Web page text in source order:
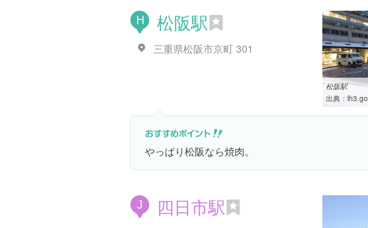
H 松阪駅
三重県松阪市京町 301
松阪駅
出典：
やっぱり松阪なら焼肉。
J 四日市駅